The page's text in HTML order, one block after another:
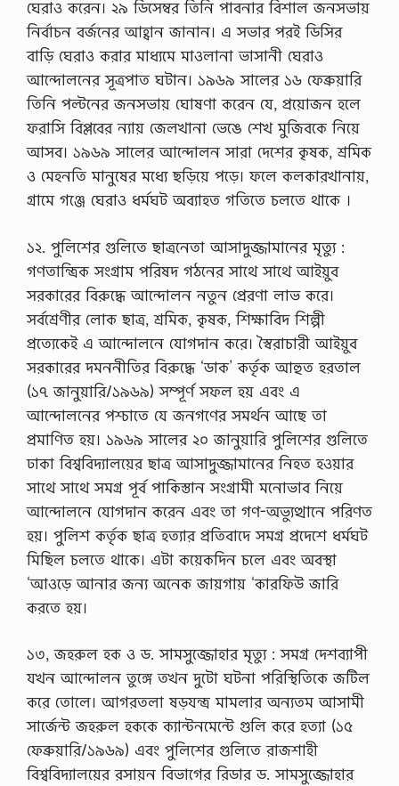
বি
ল
…
ঘেরাও করেন। ২৯ ডিসেম্বর তিনি পাবনার বিশাল জনসভায়
নির্বাচন বর্জনের আহ্বান জানান। এ সভার পরই ডিসির
বাড়ি ঘেরাও করার মাধ্যমে মাওলানা ভাসানী ঘেরাও
আন্দোলনের সূত্রপাত ঘটান। ১৯৬৯ সালের ১৬ ফেব্রুয়ারি
তিনি পল্টনের জনসভায় ঘোষণা করেন যে, প্রয়োজন হলে
ফরাসি বিপ্লবের ন্যায় জেলখানা ভেঙে শেখ মুজিবকে নিয়ে
আসব। ১৯৬৯ সালের আন্দোলন সারা দেশের কৃষক, শ্রমিক
ও মেহনতি মানুষের মধ্যে ছড়িয়ে পড়ে। ফলে কলকারখানায়,
গ্রামে গঞ্জে ঘেরাও ধর্মঘট অব্যাহত গতিতে চলতে থাকে ।
১২. পুলিশের গুলিতে ছাত্রনেতা আসাদুজ্জামানের মৃত্যু :
গণতান্ত্রিক সংগ্রাম পরিষদ গঠনের সাথে সাথে আইয়ুব
সরকারের বিরুদ্ধে আন্দোলন নতুন প্রেরণা লাভ করে।
সর্বশ্রেণীর লোক ছাত্র, শ্রমিক, কৃষক, শিক্ষাবিদ শিল্পী
প্রত্যেকেই এ আন্দোলনে যোগদান করে। স্বৈরাচারী আইয়ুব
সরকারের দমননীতির বিরুদ্ধে ‘ডাক’ কর্তৃক আহুত হরতাল
(১৭ জানুয়ারি/১৯৬৯) সম্পূর্ণ সফল হয় এবং এ
আন্দোলনের পশ্চাতে যে জনগণের সমর্থন আছে তা
প্রমাণিত হয়। ১৯৬৯ সালের ২০ জানুয়ারি পুলিশের গুলিতে
ঢাকা বিশ্ববিদ্যালয়ের ছাত্র আসাদুজ্জামানের নিহত হওয়ার
সাথে সাথে সমগ্র পূর্ব পাকিস্তান সংগ্রামী মনোভাব নিয়ে
আন্দোলনে যোগদান করেন এবং তা গণ-অভ্যুত্থানে পরিণত
হয়। পুলিশ কর্তৃক ছাত্র হত্যার প্রতিবাদে সমগ্র প্রদেশে ধর্মঘট
মিছিল চলতে থাকে। এটা কয়েকদিন চলে এবং অবস্থা
‘আওড়ে আনার জন্য অনেক জায়গায় ‘কারফিউ জারি
করতে হয়।
১৩, জহরুল হক ও ড. সামসুজ্জোহার মৃত্যু : সমগ্র দেশব্যাপী
যখন আন্দোলন তুঙ্গে তখন দুটো ঘটনা পরিস্থিতিকে জটিল
করে তোলে। আগরতলা ষড়যন্ত্র মামলার অন্যতম আসামী
সার্জেন্ট জহরুল হককে ক্যান্টনমেন্টে গুলি করে হত্যা (১৫
ফেব্রুয়ারি/১৯৬৯) এবং পুলিশের গুলিতে রাজশাহী
বিশ্ববিদ্যালয়ের রসায়ন বিভাগের রিডার ড. সামসুজ্জোহার